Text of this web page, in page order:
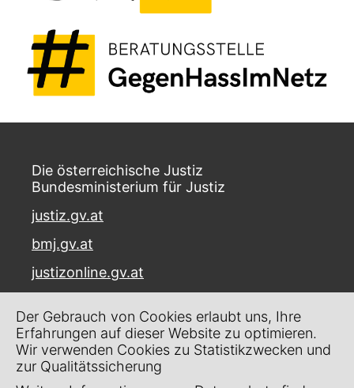
Die österreichische Justiz
Bundesministerium für Justiz
justiz.gv.at
bmj.gv.at
justizonline.gv.at
Museumstraße 7
1070 Wien
Kontakt
Der Gebrauch von Cookies erlaubt uns, Ihre
Erfahrungen auf dieser Website zu optimieren.
Wir verwenden Cookies zu Statistikzwecken und
zur Qualitätssicherung